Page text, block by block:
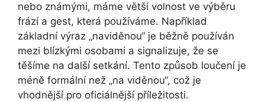
nebo známými, máme větší volnost ve výběru
frází a gest, která používáme. Například
základní výraz „naviděnou“ je běžně používán
mezi blízkými osobami a signalizuje, že se
těšíme na další setkání. Tento způsob loučení je
méně formální než „na viděnou“, což je
vhodnější pro oficiálnější příležitosti.